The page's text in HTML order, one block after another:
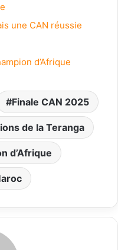
une CAN réussie
d’Afrique
Finale CAN 2025
de la Teranga
d’Afrique